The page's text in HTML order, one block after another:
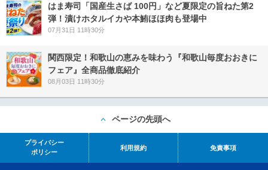
はま寿司「国産生さば 100円」など夏限定の旨ねた第2
弾！漬けホタルイカや本鮪ほほ肉も登場中
07月31日 11時30分
関西限定！和歌山の恵みを味わう『和歌山毎度おおきに
フェア』全商品徹底紹介
08月03日 11時30分
ページの先頭へ
プライバシー
ポリシー
利用規約 免責事項